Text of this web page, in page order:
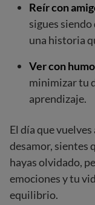
Reír con
sigues
una historia
Ver con
minimizar tu
aprendizaje.
El día que
desamor, sientes
hayas olvidado,
emociones y tu
equilibrio.